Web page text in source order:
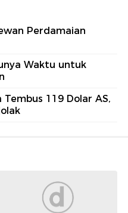
Perdamaian
Waktu untuk
119 Dolar AS,